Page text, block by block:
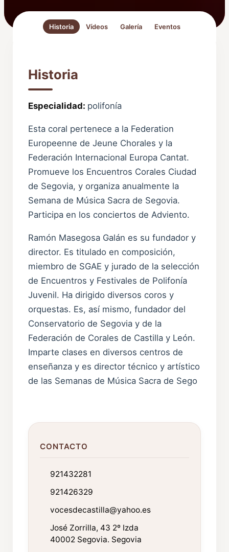
Historia Vídeos Galería Eventos
Historia
Especialidad: polifonía
Esta coral pertenece a la Federation
Europeenne de Jeune Chorales y la
Federación Internacional Europa Cantat.
Promueve los Encuentros Corales Ciudad
de Segovia, y organiza anualmente la
Semana de Música Sacra de Segovia.
Participa en los conciertos de Adviento.
Ramón Masegosa Galán es su fundador y
director. Es titulado en composición,
miembro de SGAE y jurado de la selección
de Encuentros y Festivales de Polifonía
Juvenil. Ha dirigido diversos coros y
orquestas. Es, así mismo, fundador del
Conservatorio de Segovia y de la
Federación de Corales de Castilla y León.
Imparte clases en diversos centros de
enseñanza y es director técnico y artístico
de las Semanas de Música Sacra de Sego
CONTACTO
921432281
921426329
vocesdecastilla@yahoo.es
José Zorrilla, 43 2º Izda
40002 Segovia. Segovia